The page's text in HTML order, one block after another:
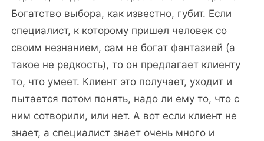
Богатство выбора, как известно, губит. Если
специалист, к которому пришел человек со
своим незнанием, сам не богат фантазией (а
такое не редкость), то он предлагает клиенту
то, что умеет. Клиент это получает, уходит и
пытается потом понять, надо ли ему то, что с
ним сотворили, или нет. А вот если клиент не
знает, а специалист знает очень много и